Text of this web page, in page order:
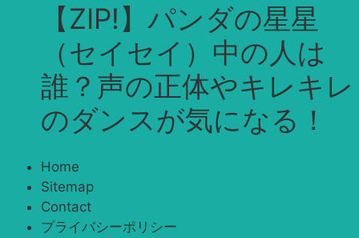
【ZIP!】パンダの星星
（セイセイ）中の人は
誰？声の正体やキレキレ
のダンスが気になる！
Home
Sitemap
Contact
プライバシーポリシー